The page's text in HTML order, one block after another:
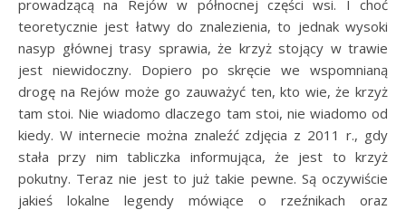
prowadzącą na Rejów w północnej części wsi. I choć
teoretycznie jest łatwy do znalezienia, to jednak wysoki
nasyp głównej trasy sprawia, że krzyż stojący w trawie
jest niewidoczny. Dopiero po skręcie we wspomnianą
drogę na Rejów może go zauważyć ten, kto wie, że krzyż
tam stoi. Nie wiadomo dlaczego tam stoi, nie wiadomo od
kiedy. W internecie można znaleźć zdjęcia z 2011 r., gdy
stała przy nim tabliczka informująca, że jest to krzyż
pokutny. Teraz nie jest to już takie pewne. Są oczywiście
jakieś lokalne legendy mówiące o rzeźnikach oraz